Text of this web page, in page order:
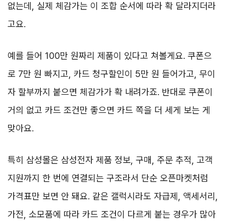
없는데, 실제 체감가는 이 조합 순서에 따라 확 달라지더라
고요.
예를 들어 100만 원짜리 제품이 있다고 쳐볼게요. 쿠폰으
로 7만 원 빠지고, 카드 청구할인이 5만 원 들어가고, 무이
자 할부까지 붙으면 체감가가 확 내려가죠. 반대로 쿠폰이
거의 없고 카드 조건만 좋으면 카드 쪽을 더 세게 보는 게
맞아요.
특히 삼성몰은 삼성전자 제품 정보, 구매, 주문 추적, 고객
지원까지 한 번에 연결되는 구조라서 단순 오픈마켓처럼
가격표만 보면 안 돼요. 같은 갤럭시라도 자급제, 액세서리,
가전, 소모품에 따라 카드 조건이 다르게 붙는 경우가 많아